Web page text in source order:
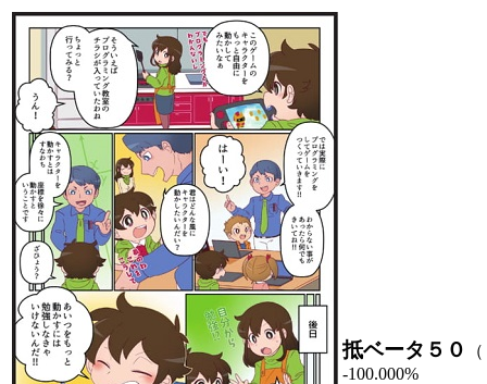
抵ベータ５０ （
-100.000%